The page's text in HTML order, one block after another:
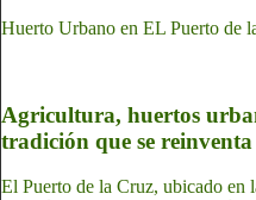
Huerto Urbano en EL Puerto de
Agricultura, huertos
tradición que se reinventa
El Puerto de la Cruz, ubicado en